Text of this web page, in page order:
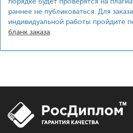
раннее не публиковаться. Для
индивидуальной работы пройдите
бланк заказа